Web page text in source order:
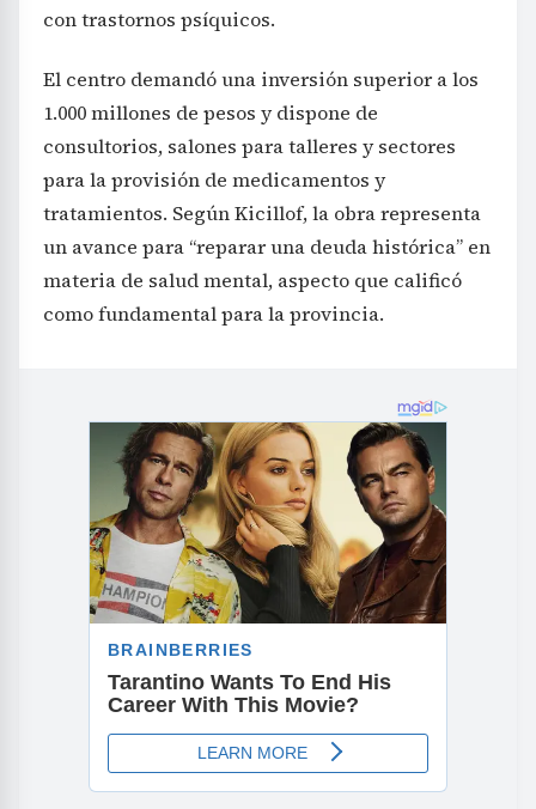
con trastornos psíquicos.
El centro demandó una inversión superior a los
1.000 millones de pesos y dispone de
consultorios, salones para talleres y sectores
para la provisión de medicamentos y
tratamientos. Según Kicillof, la obra representa
un avance para “reparar una deuda histórica” en
materia de salud mental, aspecto que calificó
como fundamental para la provincia.